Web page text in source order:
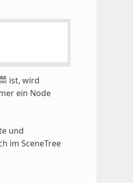
ist, wird
ein Node
und
im SceneTree